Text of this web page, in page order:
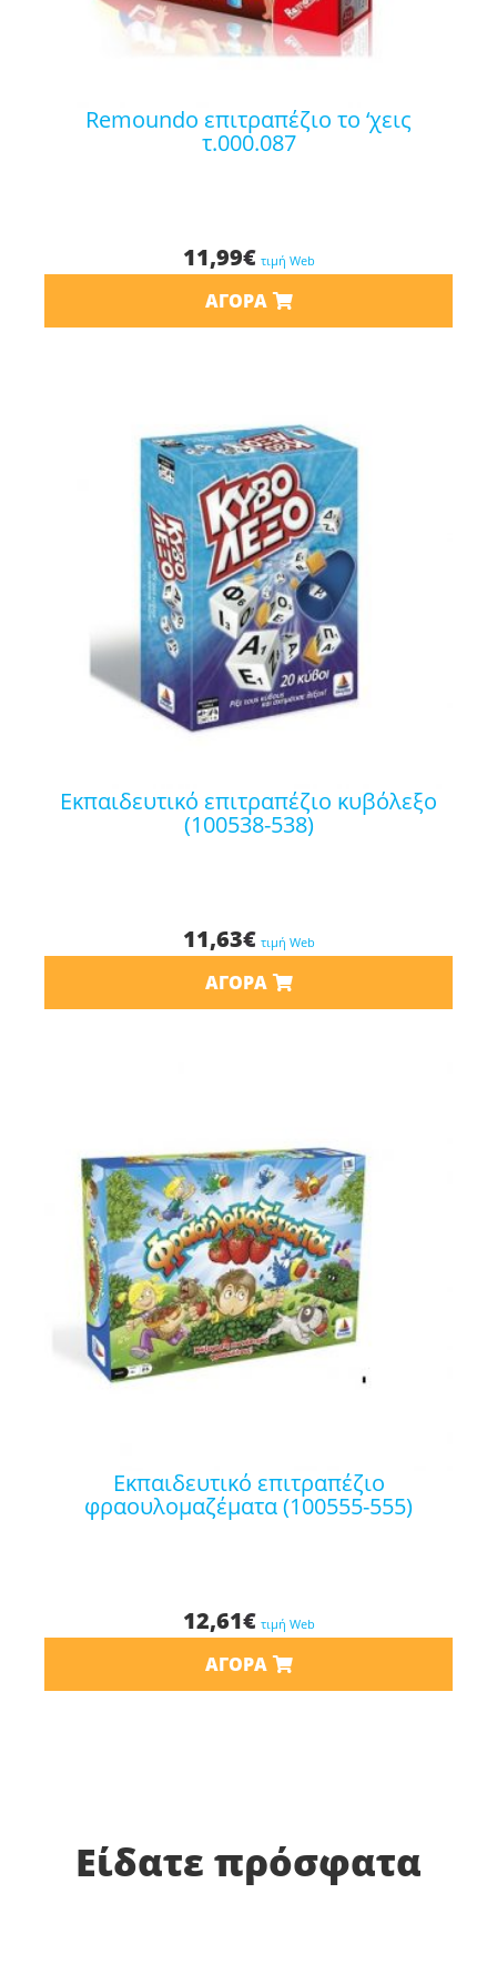
remoundo επιτραπέζιο το ‘χεις
τ.000.087
11,99€ τιμή Web
ΑΓΟΡΆ
εκπαιδευτικό επιτραπέζιο κυβόλεξο
(100538-538)
11,63€ τιμή Web
ΑΓΟΡΆ
εκπαιδευτικό επιτραπέζιο
φραουλομαζέματα (100555-555)
12,61€ τιμή Web
ΑΓΟΡΆ
Είδατε πρόσφατα